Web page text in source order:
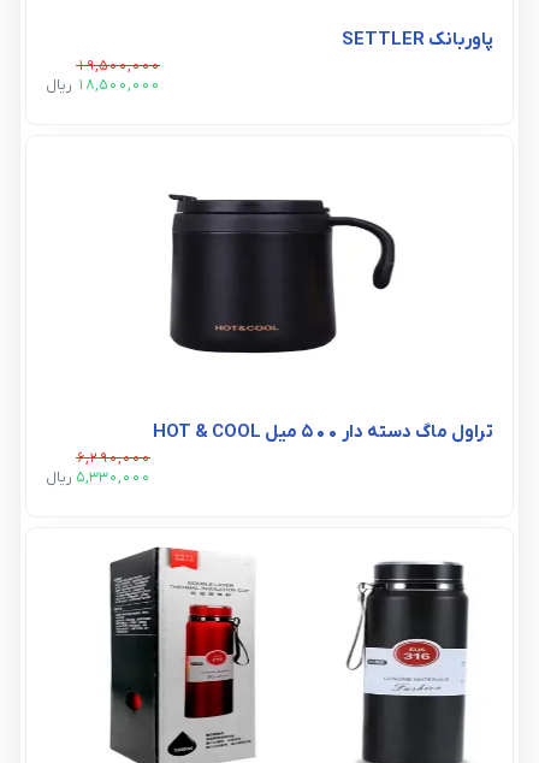
پاوربانک SETTLER
19,500,000
18,500,000 ريال
تراول ماگ دسته دار 500 میل HOT & COOL
6,290,000
5,330,000 ريال